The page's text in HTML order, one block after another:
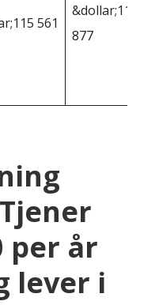
561
&dollar;114
877
per år
lever i